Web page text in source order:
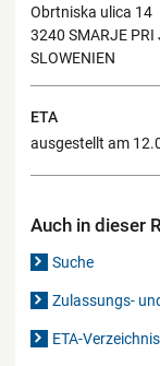
Obrtniska ulica 14
3240 SMARJE PRI
SLOWENIEN
ETA
ausgestellt am
Auch in dieser
Suche
Zulassungs-
ETA-